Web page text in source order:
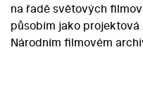
na řadě světových
působím jako
Národním filmovém